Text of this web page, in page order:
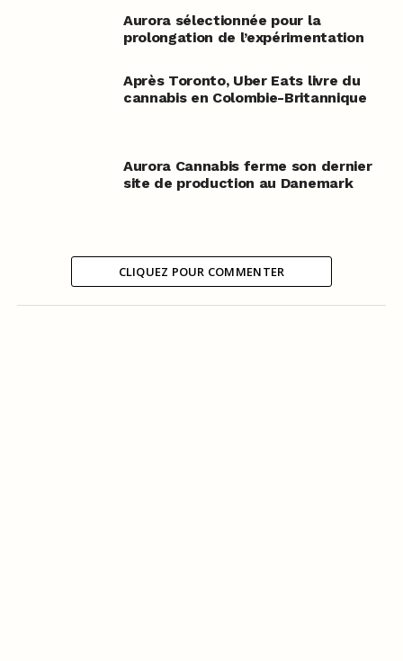
Aurora sélectionnée pour la
prolongation de l’expérimentation
Après Toronto, Uber Eats livre du
cannabis en Colombie-Britannique
Aurora Cannabis ferme son dernier
site de production au Danemark
CLIQUEZ POUR COMMENTER